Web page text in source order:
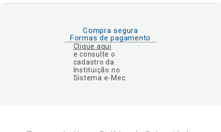
Compra segura
Formas de pagamento
Clique aqui
e consulte o
cadastro da
Instituição no
Sistema e-Mec